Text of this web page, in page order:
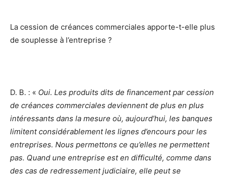
La cession de créances commerciales apporte-t-elle plus
de souplesse à l’entreprise ?
D. B. : « Oui. Les produits dits de financement par cession
de créances commerciales deviennent de plus en plus
intéressants dans la mesure où, aujourd’hui, les banques
limitent considérablement les lignes d’encours pour les
entreprises. Nous permettons ce qu’elles ne permettent
pas. Quand une entreprise est en difficulté, comme dans
des cas de redressement judiciaire, elle peut se